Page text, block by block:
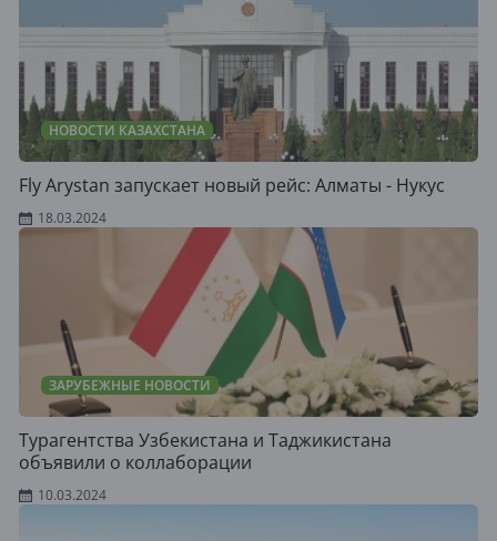
НОВОСТИ КАЗАХСТАНА
Fly Arystan запускает новый рейс: Алматы - Нукус
18.03.2024
ЗАРУБЕЖНЫЕ НОВОСТИ
Турагентства Узбекистана и Таджикистана
объявили о коллаборации
10.03.2024